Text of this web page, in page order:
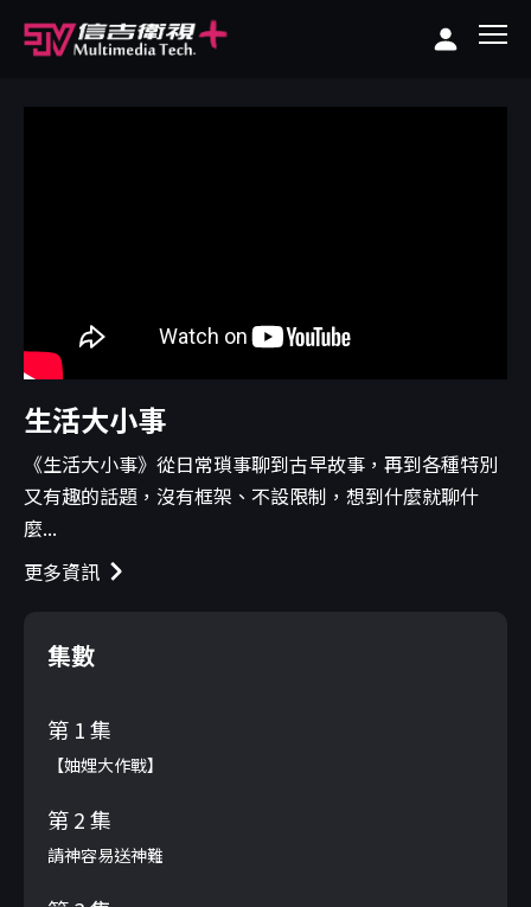
生活大小事
《生活大小事》從日常瑣事聊到古早故事，再到各種特別
又有趣的話題，沒有框架、不設限制，想到什麼就聊什
麼...
更多資訊
集數
第 1 集
【妯娌大作戰】
第 2 集
請神容易送神難